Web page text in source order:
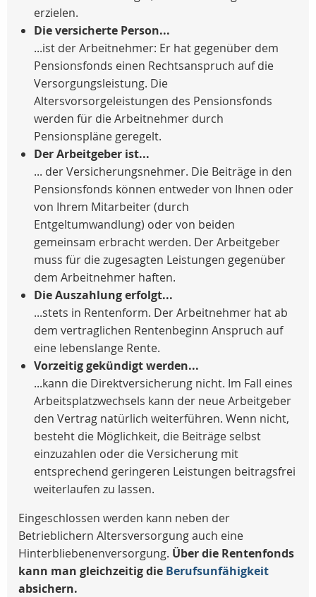
erzielen.
Die versicherte Person...
...ist der Arbeitnehmer: Er hat gegenüber dem
Pensionsfonds einen Rechtsanspruch auf die
Versorgungsleistung. Die
Altersvorsorgeleistungen des Pensionsfonds
werden für die Arbeitnehmer durch
Pensionspläne geregelt.
Der Arbeitgeber ist...
... der Versicherungsnehmer. Die Beiträge in den
Pensionsfonds können entweder von Ihnen oder
von Ihrem Mitarbeiter (durch
Entgeltumwandlung) oder von beiden
gemeinsam erbracht werden. Der Arbeitgeber
muss für die zugesagten Leistungen gegenüber
dem Arbeitnehmer haften.
Die Auszahlung erfolgt...
...stets in Rentenform. Der Arbeitnehmer hat ab
dem vertraglichen Rentenbeginn Anspruch auf
eine lebenslange Rente.
Vorzeitig gekündigt werden...
...kann die Direktversicherung nicht. Im Fall eines
Arbeitsplatzwechsels kann der neue Arbeitgeber
den Vertrag natürlich weiterführen. Wenn nicht,
besteht die Möglichkeit, die Beiträge selbst
einzuzahlen oder die Versicherung mit
entsprechend geringeren Leistungen beitragsfrei
weiterlaufen zu lassen.
Eingeschlossen werden kann neben der
Betrieblichern Altersversorgung auch eine
Hinterbliebenenversorgung. Über die Rentenfonds
kann man gleichzeitig die Berufsunfähigkeit
absichern.